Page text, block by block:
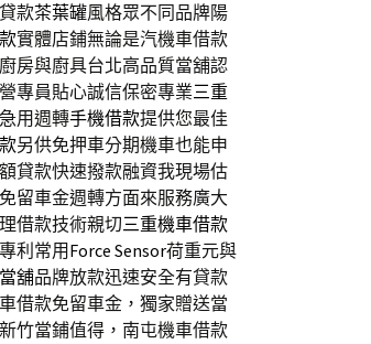
款茶葉罐風格眾不同品牌陽
實體店鋪無論是汽機車借款
房與廚具台北高品質當舖認
專員貼心誠信保密專業三重
用週轉手機借款提供您最佳
另供免押車分期機車也能申
貸款快速撥款融資我現場估
留車金週轉方面來服務廣大
借款技術親切三重機車借款
利常用 Force Sensor荷重元與
舖品牌放款迅速安全有貸款
借款免留車金，獨家贈送當
竹當鋪值得，南屯機車借款